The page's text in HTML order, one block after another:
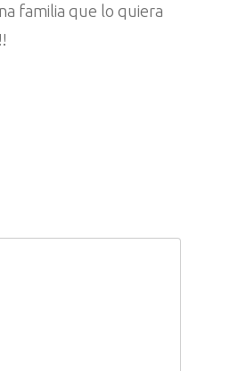
familia que lo quiera